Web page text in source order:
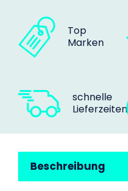
Top
Marken
schnelle
Lieferzeiten
Beschreibung